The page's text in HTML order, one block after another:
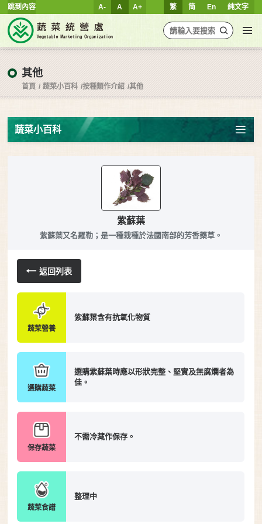
跳到內容 繁 简 En 純文字
A- A A+
其他
首頁 蔬菜小百科 按種類作介紹 其他
蔬菜小百科
紫蘇葉
紫蘇葉又名羅勒；是一種栽種於法國南部的芳香藥草。
返回列表
蔬菜營養
紫蘇葉含有抗氧化物質
選購蔬菜
選購紫蘇葉時應以形狀完整、堅實及無腐爛者為
佳。
保存蔬菜
不需冷藏作保存。
蔬菜食譜
整理中